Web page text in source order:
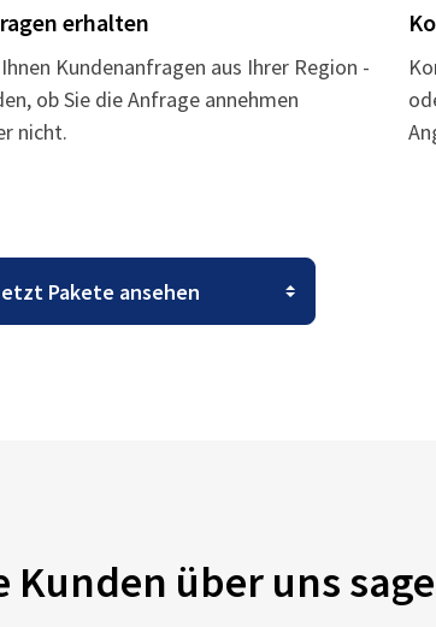
erhalten
Kundenanfragen aus Ihrer Region -
ob Sie die Anfrage annehmen
nicht.
Kunden über uns